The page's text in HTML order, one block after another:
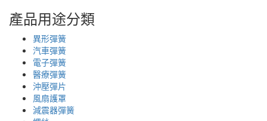
產品用途分類
異形彈簧
汽車彈簧
電子彈簧
醫療彈簧
沖壓彈片
風扇護罩
減震器彈簧